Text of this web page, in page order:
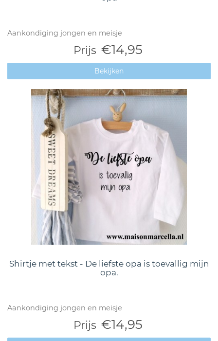
Aankondiging jongen en meisje
Prijs €14,95
Bekijken
Shirtje met tekst - De liefste opa is toevallig mijn
opa.
Aankondiging jongen en meisje
Prijs €14,95